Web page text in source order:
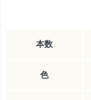
本数
色